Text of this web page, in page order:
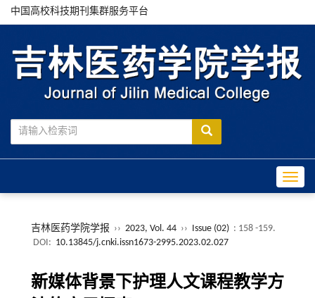
中国高校科技期刊集群服务平台
吉林医药学院学报 ›› 2023, Vol. 44 ›› Issue (02) : 158 -159.
DOI: 10.13845/j.cnki.issn1673-2995.2023.02.027
新媒体背景下护理人文课程教学方